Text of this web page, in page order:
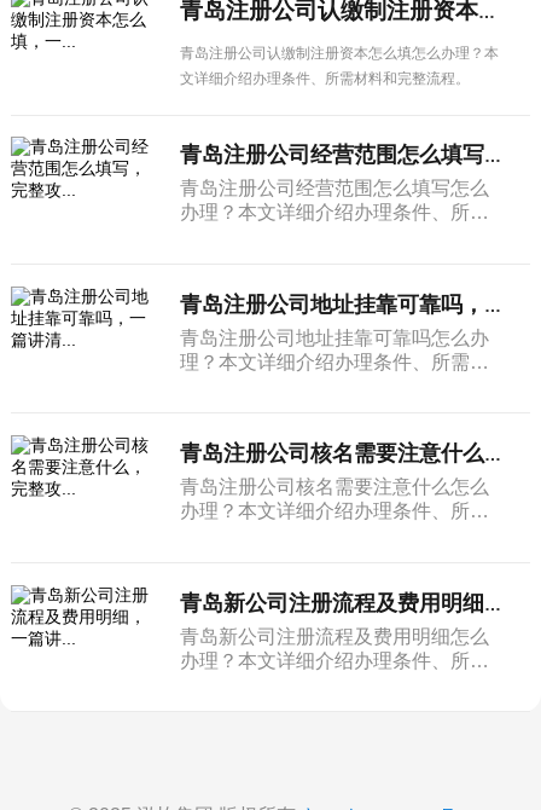
青岛注册公司认缴制注册资本怎么填，一...
青岛注册公司认缴制注册资本怎么填怎么办理？本
文详细介绍办理条件、所需材料和完整流程。
青岛注册公司经营范围怎么填写，完整攻...
青岛注册公司经营范围怎么填写怎么
办理？本文详细介绍办理条件、所需
青岛注册公司地址挂靠可靠吗，一篇讲清...
青岛注册公司地址挂靠可靠吗怎么办
理？本文详细介绍办理条件、所需材
青岛注册公司核名需要注意什么，完整攻...
青岛注册公司核名需要注意什么怎么
办理？本文详细介绍办理条件、所需
青岛新公司注册流程及费用明细，一篇讲...
青岛新公司注册流程及费用明细怎么
办理？本文详细介绍办理条件、所需